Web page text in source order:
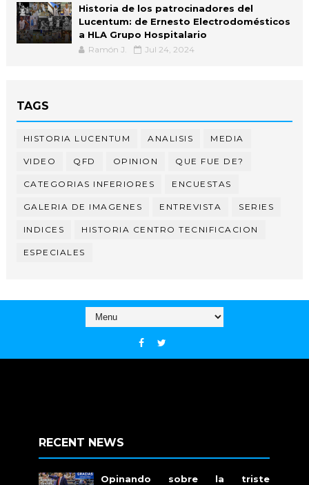
Historia de los patrocinadores del
Lucentum: de Ernesto Electrodomésticos
a HLA Grupo Hospitalario
Ramón J. Jul 24, 2024
TAGS
HISTORIA LUCENTUM ANALISIS MEDIA
VIDEO QFD OPINION QUE FUE DE?
CATEGORIAS INFERIORES ENCUESTAS
GALERIA DE IMAGENES ENTREVISTA SERIES
INDICES HISTORIA CENTRO TECNIFICACION
ESPECIALES
RECENT NEWS
Opinando sobre la triste